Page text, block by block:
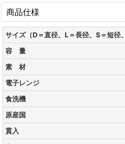
商品仕様
サイズ（D＝直径、L＝長径、S＝短径
容 量
素 材
電子レンジ
食洗機
原産国
貫入